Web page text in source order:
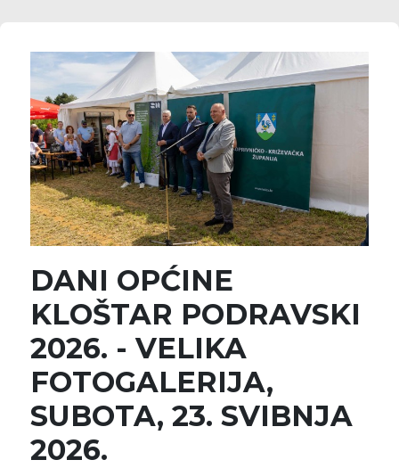
DANI OPĆINE
KLOŠTAR PODRAVSKI
2026. - VELIKA
FOTOGALERIJA,
SUBOTA, 23. SVIBNJA
2026.